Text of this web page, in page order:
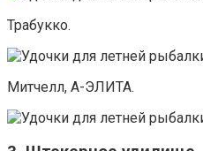
Трабукко.
Митчелл, А-ЭЛИТА.